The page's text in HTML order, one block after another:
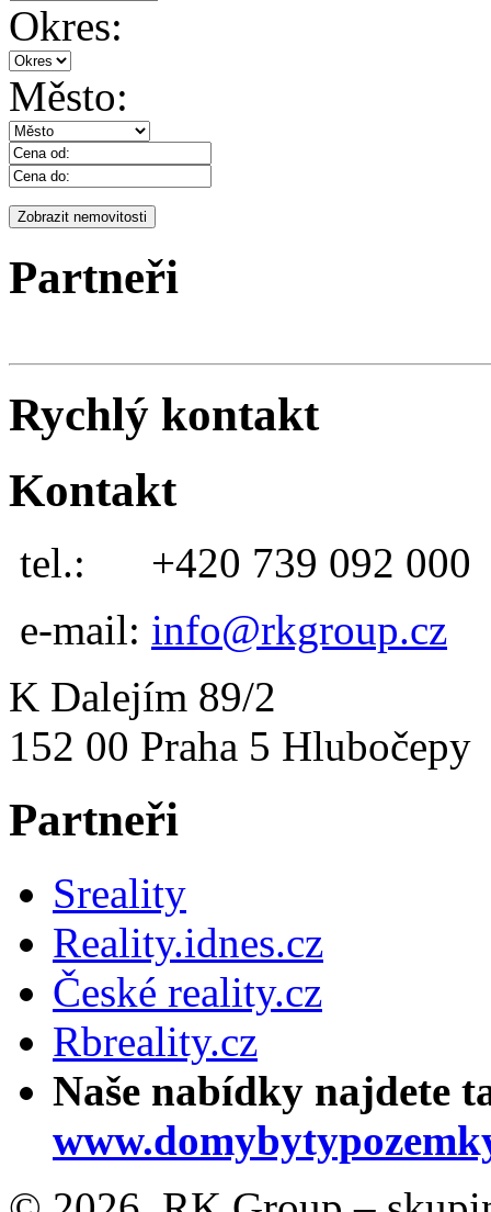
Okres:
Město:
Partneři
Rychlý kontakt
Kontakt
tel.: +420 739 092 000
e-mail: info@rkgroup.cz
K Dalejím 89/2
152 00 Praha 5 Hlubočepy
Partneři
Sreality
Reality.idnes.cz
České reality.cz
Rbreality.cz
Naše nabídky najdete